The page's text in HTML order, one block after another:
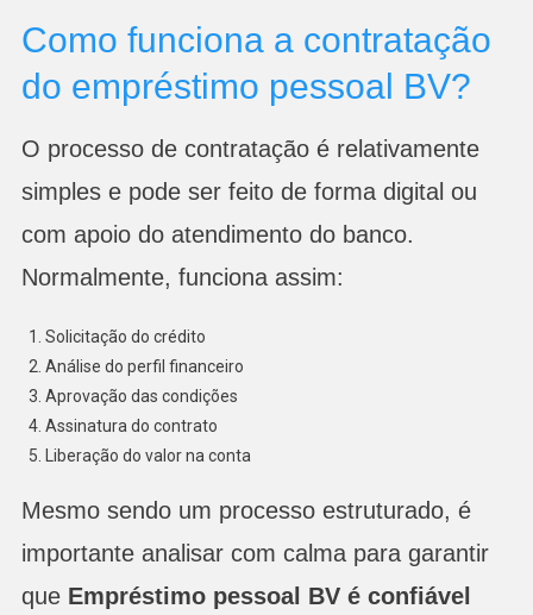
Como funciona a contratação
do empréstimo pessoal BV?
O processo de contratação é relativamente
simples e pode ser feito de forma digital ou
com apoio do atendimento do banco.
Normalmente, funciona assim:
Solicitação do crédito
Análise do perfil financeiro
Aprovação das condições
Assinatura do contrato
Liberação do valor na conta
Mesmo sendo um processo estruturado, é
importante analisar com calma para garantir
que Empréstimo pessoal BV é confiável